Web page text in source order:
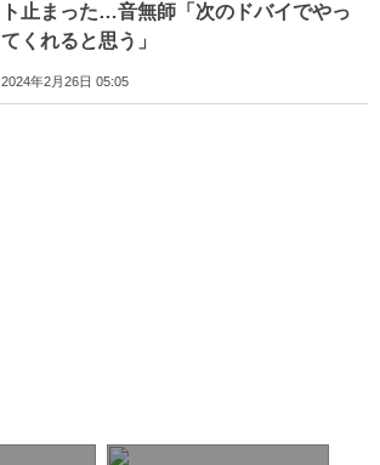
ト止まった…音無師「次のドバイでやっ
てくれると思う」
2024年2月26日 05:05